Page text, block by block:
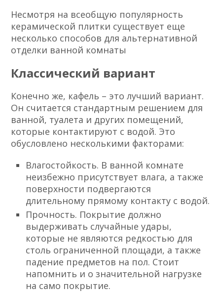
Несмотря на всеобщую популярность
керамической плитки существует еще
несколько способов для альтернативной
отделки ванной комнаты
Классический вариант
Конечно же, кафель – это лучший вариант.
Он считается стандартным решением для
ванной, туалета и других помещений,
которые контактируют с водой. Это
обусловлено несколькими факторами:
Влагостойкость. В ванной комнате
неизбежно присутствует влага, а также
поверхности подвергаются
длительному прямому контакту с водой.
Прочность. Покрытие должно
выдерживать случайные удары,
которые не являются редкостью для
столь ограниченной площади, а также
падение предметов на пол. Стоит
напомнить и о значительной нагрузке
на само покрытие.